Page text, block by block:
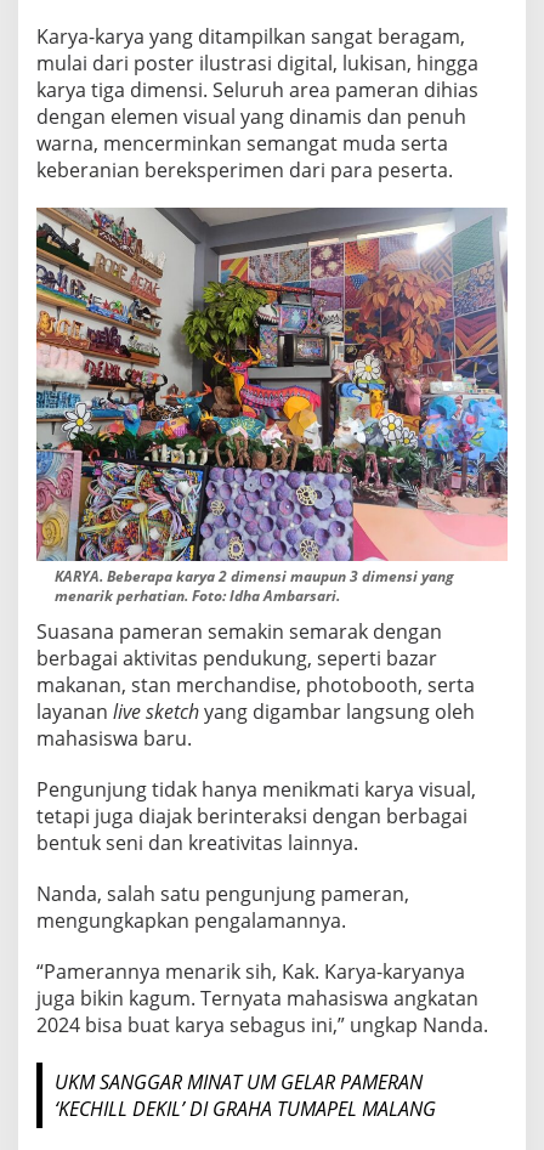
T
R
A
2
2
5
E
N
G
U
N
J
U
N
G
T
E
R
P
E
S
O
N
Karya-karya yang ditampilkan sangat beragam,
mulai dari poster ilustrasi digital, lukisan, hingga
karya tiga dimensi. Seluruh area pameran dihias
dengan elemen visual yang dinamis dan penuh
warna, mencerminkan semangat muda serta
keberanian bereksperimen dari para peserta.
KARYA. Beberapa karya 2 dimensi maupun 3 dimensi yang
menarik perhatian. Foto: Idha Ambarsari.
Suasana pameran semakin semarak dengan
berbagai aktivitas pendukung, seperti bazar
makanan, stan merchandise, photobooth, serta
layanan live sketchyang digambar langsung oleh
mahasiswa baru.
Pengunjung tidak hanya menikmati karya visual,
tetapi juga diajak berinteraksi dengan berbagai
bentuk seni dan kreativitas lainnya.
Nanda, salah satu pengunjung pameran,
mengungkapkan pengalamannya.
“Pamerannya menarik sih, Kak. Karya-karyanya
juga bikin kagum. Ternyata mahasiswa angkatan
2024 bisa buat karya sebagus ini,” ungkap Nanda.
UKM SANGGAR MINAT UM GELAR PAMERAN
‘KECHILL DEKIL’ DI GRAHA TUMAPEL MALANG